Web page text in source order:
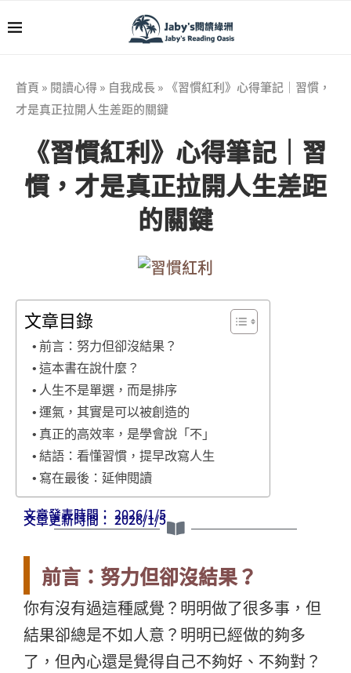
首頁 » 閱讀心得» 自我成長 » 《習慣紅利》心得筆記｜習慣，
才是真正拉開人生差距的關鍵
《習慣紅利》心得筆記｜習
慣，才是真正拉開人生差距
的關鍵
文章目錄
前言：努力但卻沒結果？
這本書在說什麼？
人生不是單選，而是排序
運氣，其實是可以被創造的
真正的高效率，是學會說「不」
結語：看懂習慣，提早改寫人生
寫在最後：延伸閱讀
文章發表時間： 2026/1/5
文章更新時間： 2026/1/5
前言：努力但卻沒結果？
你有沒有過這種感覺？明明做了很多事， 但
結果卻總是不如人意？明明已經做的夠多
了， 但內心還是覺得自己不夠好、不夠對？